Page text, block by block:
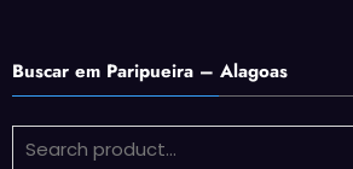
Buscar em Paripueira – Alagoas